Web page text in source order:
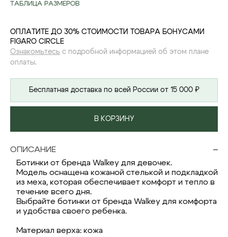
ТАБЛИЦА РАЗМЕРОВ
ОПЛАТИТЕ ДО 30% СТОИМОСТИ ТОВАРА БОНУСАМИ
FIGARO CIRCLE
Ознакомьтесь с подробной информацией об этом плане
оплаты.
Бесплатная доставка по всей России от 15 000 ₽
В КОРЗИНУ
ОПИСАНИЕ
Ботинки от бренда Walkey для девочек.
Модель оснащена кожаной стелькой и подкладкой
из меха, которая обеспечивает комфорт и тепло в
течение всего дня.
Выбрайте ботинки от бренда Walkey для комфорта
и удобства своего ребенка.
Материал верха: кожа